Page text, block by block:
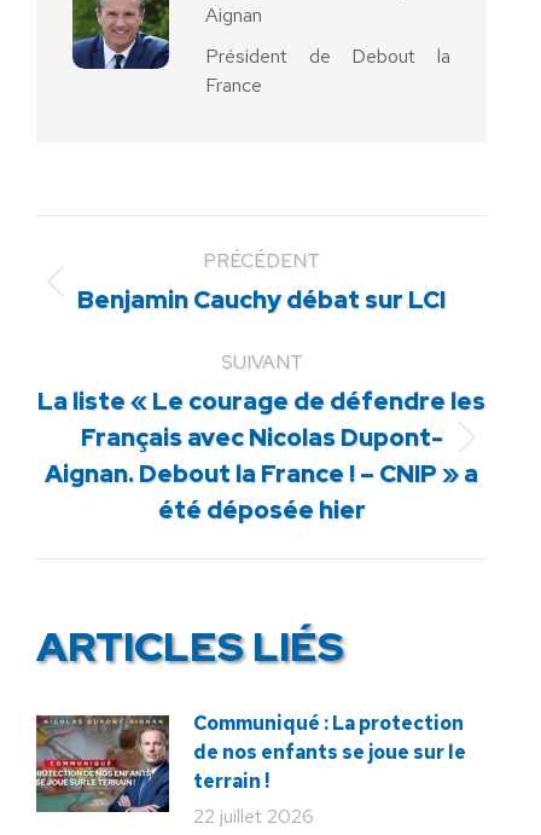
Aignan
Président de Debout la
France
PRÉCÉDENT
Article
:
Benjamin Cauchy débat sur LCI
SUIVANT
Article
suivant
:
La liste « Le courage de défendre les
Français avec Nicolas Dupont-
Aignan. Debout la France ! – CNIP » a
été déposée hier
ARTICLES LIÉS
Communiqué : La protection
de nos enfants se joue sur le
terrain !
22 juillet 2026